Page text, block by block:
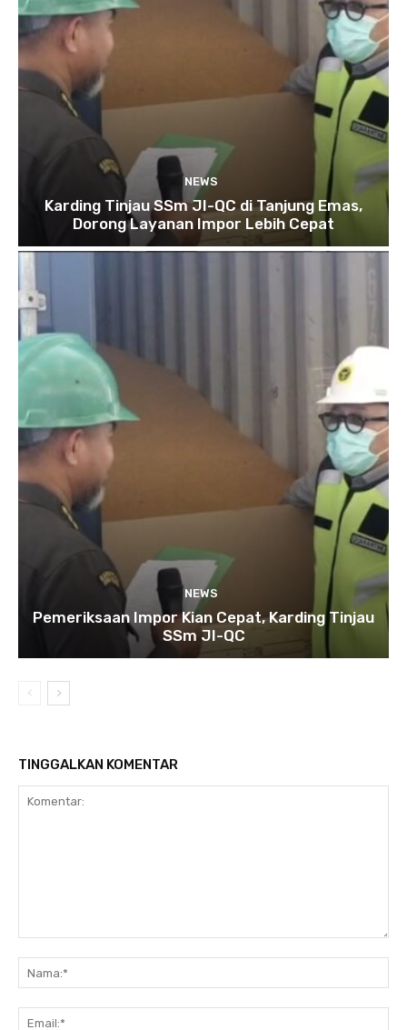
NEWS
Karding Tinjau SSm JI-QC di Tanjung Emas,
Dorong Layanan Impor Lebih Cepat
NEWS
Pemeriksaan Impor Kian Cepat, Karding Tinjau
SSm JI-QC
TINGGALKAN KOMENTAR